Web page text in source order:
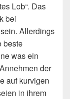
Lob“. Das
bei
Allerdings
beste
was ein
der
auf kurvigen
in ihrem